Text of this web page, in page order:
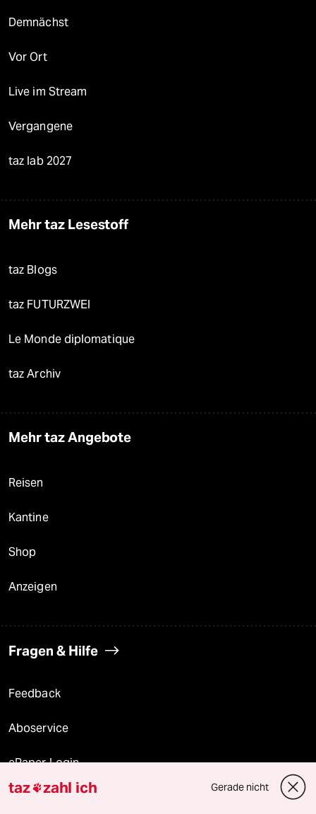
Demnächst
Vor Ort
Live im Stream
Vergangene
taz lab 2027
Mehr taz Lesestoff
taz Blogs
taz FUTURZWEI
Le Monde diplomatique
taz Archiv
Mehr taz Angebote
Reisen
Kantine
Shop
Anzeigen
Fragen & Hilfe
Feedback
Aboservice
ePaper Login
Downloads für Abonnierende
taz zahl ich Gerade nicht